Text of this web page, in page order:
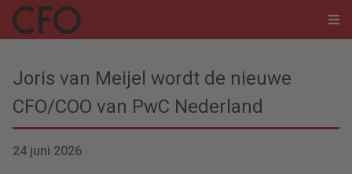
Joris van Meijel wordt de nieuwe
CFO/COO van PwC Nederland
24 juni 2026